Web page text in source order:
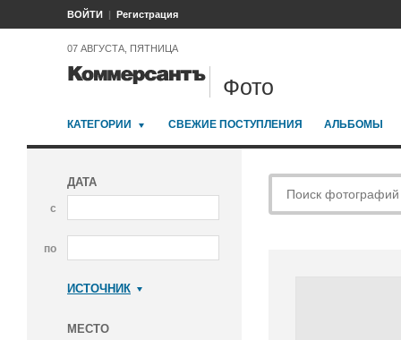
ВОЙТИ Регистрация
07 АВГУСТА, ПЯТНИЦА
Фото
КАТЕГОРИИ СВЕЖИЕ ПОСТУПЛЕНИЯ АЛЬБОМЫ
ДАТА
с
по
ИСТОЧНИК
МЕСТО